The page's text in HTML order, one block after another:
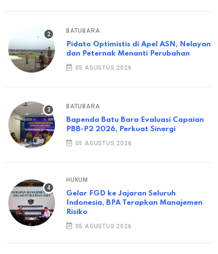
BATUBARA
Pidato Optimistis di Apel ASN, Nelayan
dan Peternak Menanti Perubahan
05 AGUSTUS 2026
BATUBARA
Bapenda Batu Bara Evaluasi Capaian
PBB-P2 2026, Perkuat Sinergi
05 AGUSTUS 2026
HUKUM
Gelar FGD ke Jajaran Seluruh
Indonesia, BPA Terapkan Manajemen
Risiko
05 AGUSTUS 2026